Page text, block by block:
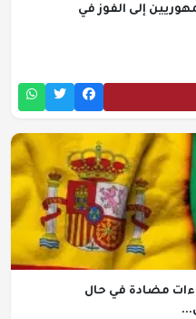
إلى الفوز في
مضادة في حال